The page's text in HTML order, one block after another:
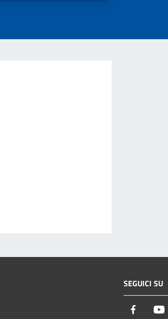
SEGUICI SU
Facebook